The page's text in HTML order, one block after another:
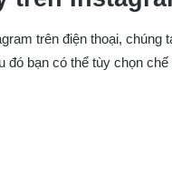
trên điện thoại,
đó bạn có thể tùy chọn